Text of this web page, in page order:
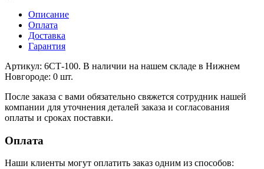
Описание
Оплата
Доставка
Гарантия
Артикул: 6СТ-100. В наличии на нашем складе в Нижнем
Новгороде: 0 шт.
После заказа с вами обязательно свяжется сотрудник нашей
компании для уточнения деталей заказа и согласования
оплаты и сроках поставки.
Оплата
Наши клиенты могут оплатить заказ одним из способов: